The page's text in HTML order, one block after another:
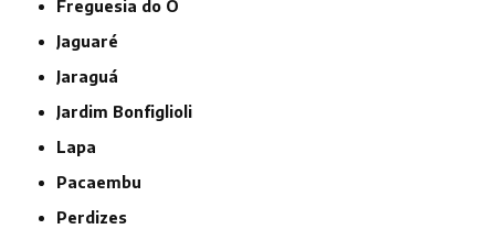
Freguesia do Ó
Jaguaré
Jaraguá
Jardim Bonfiglioli
Lapa
Pacaembu
Perdizes